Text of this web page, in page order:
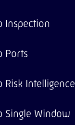
Inspection
Ports
Risk Intelligence
Single Window